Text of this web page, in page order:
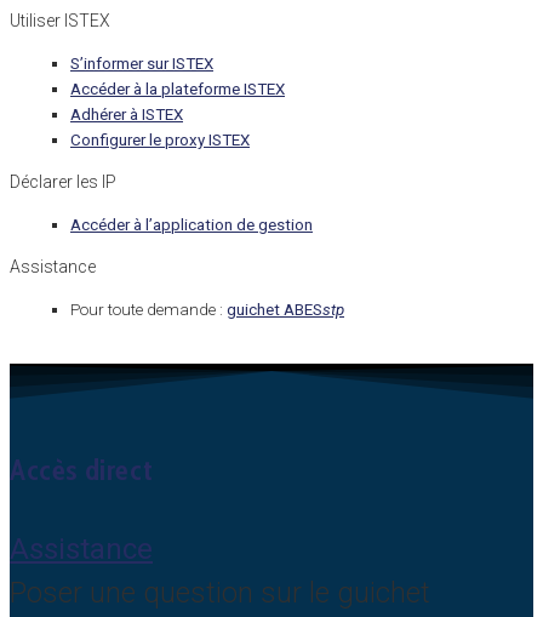
Utiliser ISTEX
S’informer sur ISTEX
Accéder à la plateforme ISTEX
Adhérer à ISTEX
Configurer le proxy ISTEX
Déclarer les IP
Accéder à l’application de gestion
Assistance
Pour toute demande : guichet ABESstp
Accès direct
Assistance
Poser une question sur le guichet